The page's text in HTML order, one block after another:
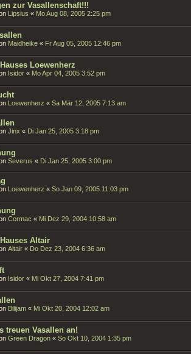
zur Vasallenschaft!!!
Lipsius « Mo Aug 08, 2005 2:25 pm
Maidheike « Fr Aug 05, 2005 12:46 pm
Loewenherz
Isidor « Mo Apr 04, 2005 3:52 pm
Loewenherz « Sa Mär 12, 2005 7:13 am
Jinx « Di Jan 25, 2005 3:18 pm
Severus « Di Jan 25, 2005 3:00 pm
Loewenherz « So Jan 09, 2005 11:03 pm
Cormac « Mi Dez 29, 2004 10:58 am
Altair
Altair « Do Dez 23, 2004 6:36 am
Isidor « Mi Okt 27, 2004 7:41 pm
Bilijam « Mi Okt 20, 2004 12:02 am
treuen Vasallen an!
Green Dragon « So Okt 10, 2004 1:35 pm